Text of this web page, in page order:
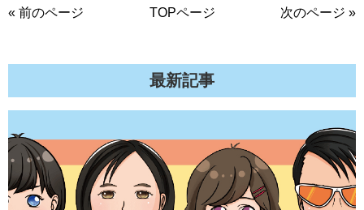
« 前のページ TOPページ 次のページ »
最新記事